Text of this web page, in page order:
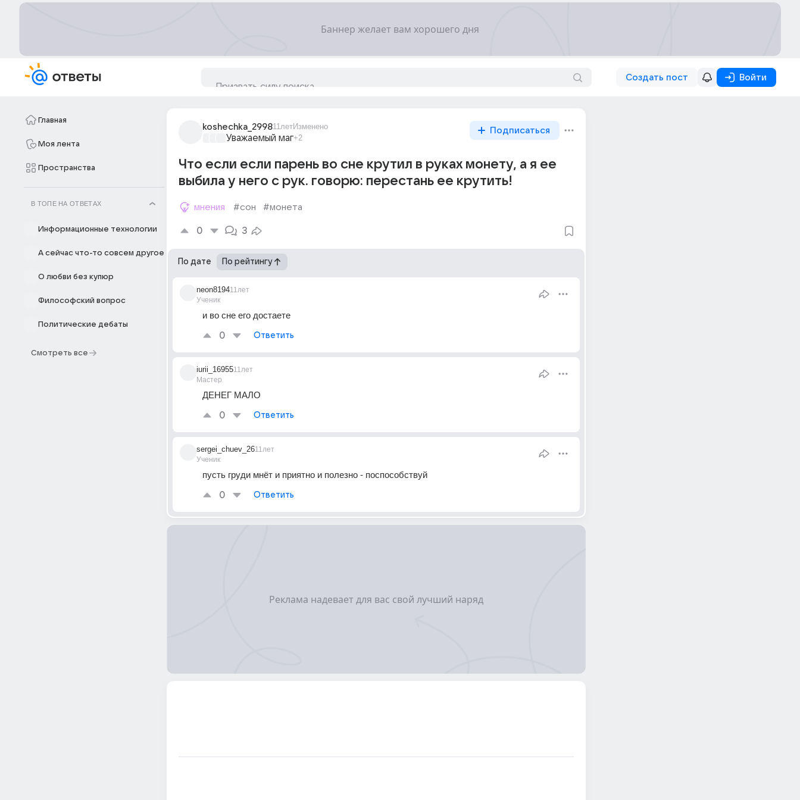
Создать пост Войти
Главная
Моя лента
Пространства
В ТОПЕ НА ОТВЕТАХ
Информационные технологии
А сейчас что-то совсем другое
О любви без купюр
Философский вопрос
Политические дебаты
Смотреть все
koshechka_299811летИзменено
Уважаемый маг+2
Подписаться
Что если если парень во сне крутил в руках монету, а я ее
выбила у него с рук. говорю: перестань ее крутить!
мнения #сон #монета
0 3
По дате По рейтингу
neon8194
Ученик
11лет
и во сне его достаете
0 Ответить
iurii_16955
Мастер
11лет
ДЕНЕГ МАЛО
0 Ответить
sergei_chuev_26
Ученик
11лет
пусть груди мнёт и приятно и полезно - поспособствуй
0 Ответить